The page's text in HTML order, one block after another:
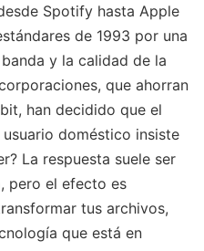
Spotify hasta Apple
de 1993 por una
y la calidad de la
que ahorran
han decidido que el
doméstico insiste
La respuesta suele ser
pero el efecto es
tus archivos,
que está en